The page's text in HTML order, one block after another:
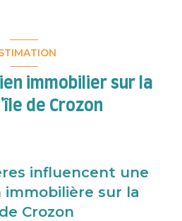
immobilier sur la
de Crozon
influencent une
sur la
Crozon